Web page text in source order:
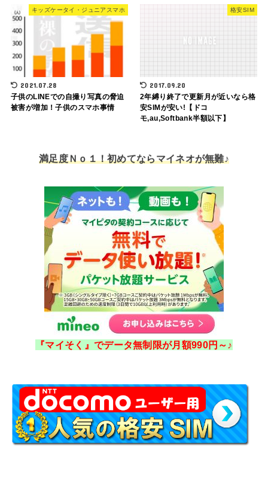
キッズケータイ・ジュニアスマホ
2021.07.28
子供のLINEでの自撮り写真の脅迫
被害が増加！子供のスマホ事情
格安SIM
2017.09.20
2年縛り終了で更新月が近いなら格
安SIMが安い!【ドコ
モ,au,Softbank半額以下】
満足度Ｎｏ１！初めてならマイネオが無難♪
『マイそく』でデータ無制限が月額990円～♪